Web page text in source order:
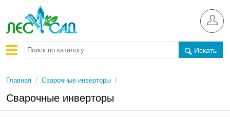
Искать
Главная / Сварочные инверторы /
Сварочные инверторы